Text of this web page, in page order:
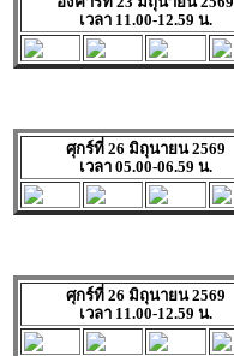
เวลา 11.00-12.59 น.
ศุกร์ที่ 26 มิถุนายน 2569
เวลา 05.00-06.59 น.
ศุกร์ที่ 26 มิถุนายน 2569
เวลา 11.00-12.59 น.